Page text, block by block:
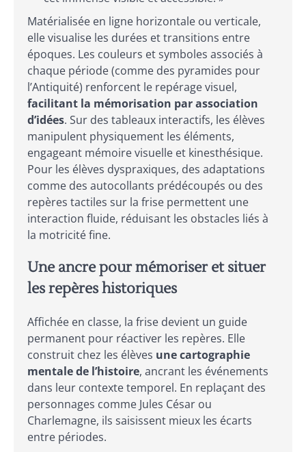
Matérialisée en ligne horizontale ou verticale,
elle visualise les durées et transitions entre
époques. Les couleurs et symboles associés à
chaque période (comme des pyramides pour
l’Antiquité) renforcent le repérage visuel,
facilitant la mémorisation par association
d’idées. Sur des tableaux interactifs, les élèves
manipulent physiquement les éléments,
engageant mémoire visuelle et kinesthésique.
Pour les élèves dyspraxiques, des adaptations
comme des autocollants prédécoupés ou des
repères tactiles sur la frise permettent une
interaction fluide, réduisant les obstacles liés à
la motricité fine.
Une ancre pour mémoriser et situer
les repères historiques
Affichée en classe, la frise devient un guide
permanent pour réactiver les repères. Elle
construit chez les élèves une cartographie
mentale de l’histoire, ancrant les événements
dans leur contexte temporel. En replaçant des
personnages comme Jules César ou
Charlemagne, ils saisissent mieux les écarts
entre périodes.